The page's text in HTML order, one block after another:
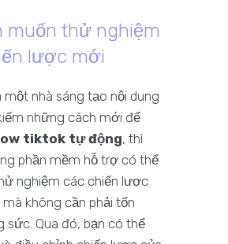
muốn thử nghiệm
lược mới
một nhà sáng tạo nội dung
những cách mới để
tiktok tự động, thì
phần mềm hỗ trợ có thể
nghiệm các chiến lược
mà không cần phải tốn
sức. Qua đó, bạn có thể